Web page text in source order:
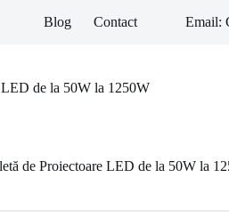
Blog Contact Email:
de la 50W la 1250W
de Proiectoare LED de la 50W la